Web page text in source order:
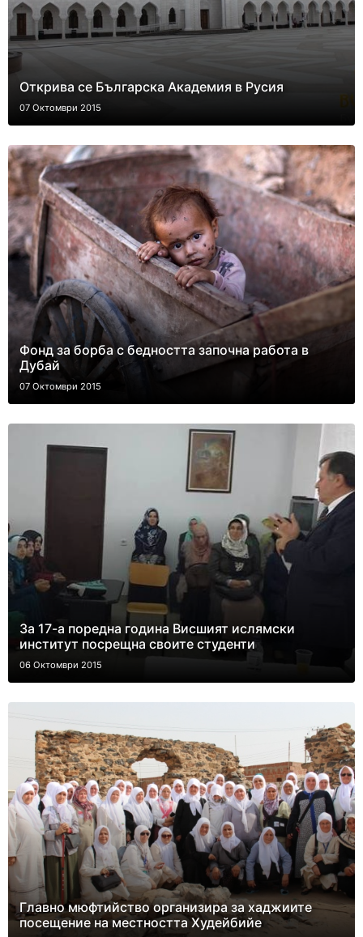
Открива се Българска Академия в Русия
07 Октомври 2015
Фонд за борба с бедността започна работа в
Дубай
07 Октомври 2015
За 17-а поредна година Висшият ислямски
институт посрещна своите студенти
06 Октомври 2015
Главно мюфтийство организира за хаджиите
посещение на местността Худейбийе